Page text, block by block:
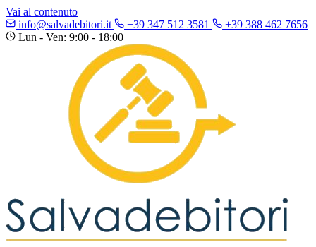
Vai al contenuto
info@salvadebitori.it
+39 347 512 3581
+39 388 462 7656
Lun - Ven: 9:00 - 18:00